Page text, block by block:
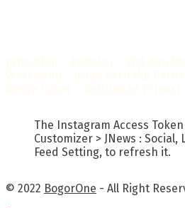
The Instagram Access
Customizer > JNews : Social,
Feed Setting, to refresh it.
© 2022 BogorOne - All Right